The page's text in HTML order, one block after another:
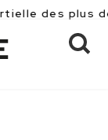
des plus de